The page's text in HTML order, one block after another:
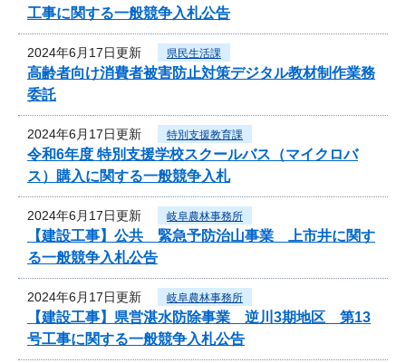
工事に関する一般競争入札公告
2024年6月17日更新 県民生活課
高齢者向け消費者被害防止対策デジタル教材制作業務
委託
2024年6月17日更新 特別支援教育課
令和6年度 特別支援学校スクールバス（マイクロバ
ス）購入に関する一般競争入札
2024年6月17日更新 岐阜農林事務所
【建設工事】公共 緊急予防治山事業 上市井に関す
る一般競争入札公告
2024年6月17日更新 岐阜農林事務所
【建設工事】県営湛水防除事業 逆川3期地区 第13
号工事に関する一般競争入札公告